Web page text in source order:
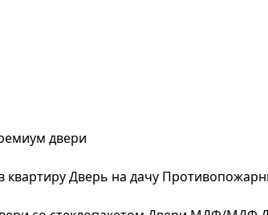
двери
квартируДверь на дачу